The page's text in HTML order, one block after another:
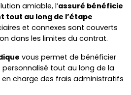
amiable, l’assuré bénéficie
tout au long de l’étape
et connexes sont couverts
dans les limites du contrat.
vous permet de bénéficier
tout au long de la
charge des frais administratifs